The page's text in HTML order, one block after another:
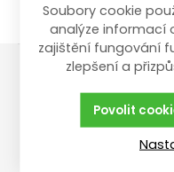
Vše o nákupu
Obchodní podmínky
Soubory cookie
analýze informací
zajištění fungování
zlepšení a
Povolit